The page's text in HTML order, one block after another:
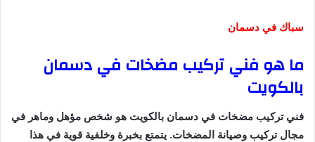
سباك في دسمان
ما هو فني تركيب مضخات في دسمان
بالكويت
فني تركيب مضخات في دسمان بالكويت هو شخص مؤهل وماهر في
مجال تركيب وصيانة المضخات. يتمتع بخبرة وخلفية قوية في هذا